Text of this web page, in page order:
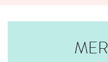
MER